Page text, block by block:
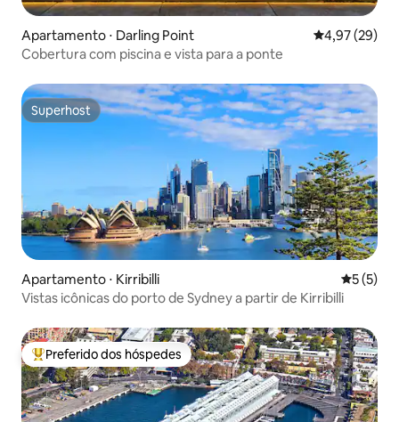
Apartamento ⋅ Darling Point 4,97 de uma
4,97 (29)
Cobertura com piscina e vista para a ponte
Superhost
Superhost
Apartamento ⋅ Kirribilli 5 de
5 (5)
Vistas icônicas do porto de Sydney a partir de Kirribilli
Entre os melhores preferidos dos hóspedes
Preferido dos hóspedes